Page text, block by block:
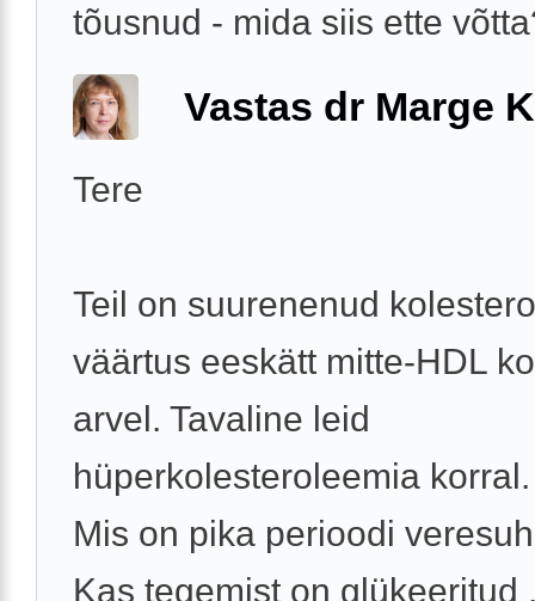
tõusnud - mida siis ette
Vastas dr Marge
Tere
Teil on suurenenud
väärtus eeskätt mitte-HDL
arvel. Tavaline leid
hüperkolesteroleemia korral.
Mis on pika perioodi
Kas tegemist on glükeeritud